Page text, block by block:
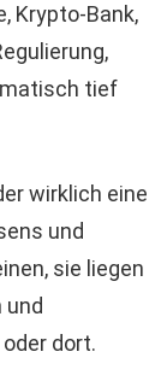
Krypto-Bank,
tief
wirklich eine
und
sie liegen
und
dort.